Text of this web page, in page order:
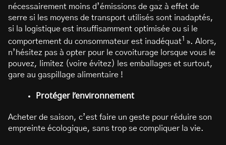
nécessairement moins d’émissions de gaz à effet de
serre si les moyens de transport utilisés sont inadaptés,
si la logistique est insuffisamment optimisée ou si le
comportement du consommateur est inadéquat1 ». Alors,
n’hésitez pas à opter pour le covoiturage lorsque vous le
pouvez, limitez (voire évitez) les emballages et surtout,
gare au gaspillage alimentaire !
Protéger l’environnement
Acheter de saison, c’est faire un geste pour réduire son
empreinte écologique, sans trop se compliquer la vie.